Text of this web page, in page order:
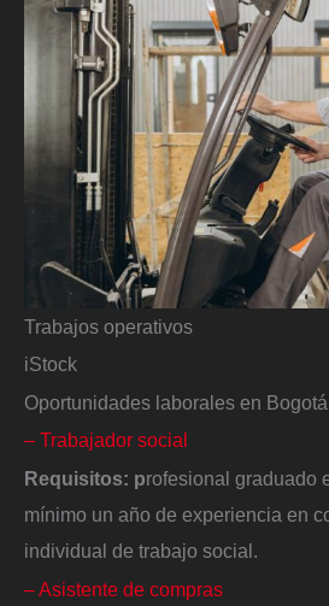
Trabajos operativos
iStock
Oportunidades laborales en
– Trabajador social
Requisitos: profesional graduado
mínimo un año de experiencia en
individual de trabajo social.
– Asistente de compras